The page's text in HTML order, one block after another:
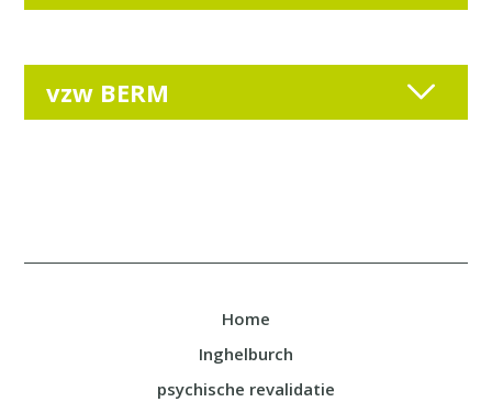
vzw BERM
Home
Inghelburch
psychische revalidatie